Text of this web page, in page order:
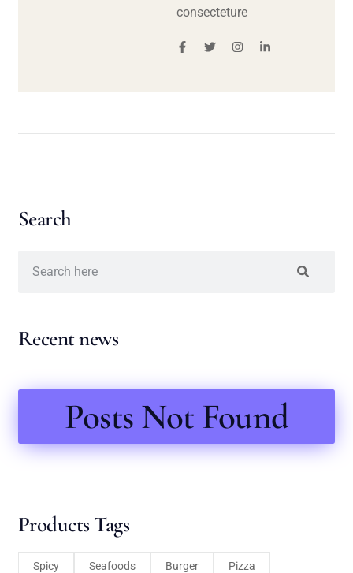
consecteture
Search
Recent news
Posts Not Found
Products Tags
Spicy Seafoods Burger Pizza